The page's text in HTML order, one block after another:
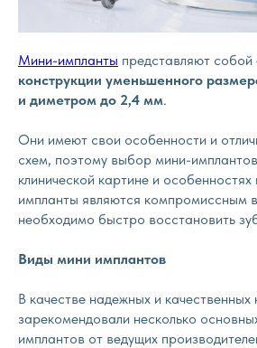
Мини-импланты представляют собой
конструкции уменьшенного
и диметром до 2,4 мм.
Они имеют свои особенности и
схем, поэтому выбор мини-
клинической картине и
импланты являются компромиссным
необходимо быстро восстановить
Виды мини имплантов
В качестве надежных и качественных
зарекомендовали несколько
имплантов от ведущих